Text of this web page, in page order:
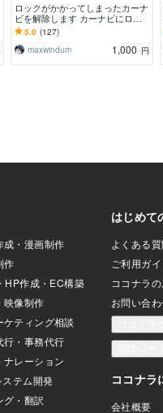
ロックがかかってしまったカーナ
ビを解除します カーナビにロッ
クがかかってしまった！そんな時
ご一報下さい
5.0 (127)
maxwindum
1,000 円